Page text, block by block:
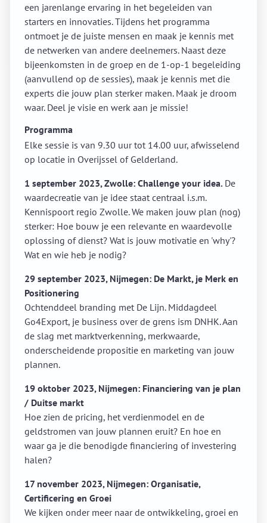
een jarenlange ervaring in het begeleiden van
starters en innovaties. Tijdens het programma
ontmoet je de juiste mensen en maak je kennis met
de netwerken van andere deelnemers. Naast deze
bijeenkomsten in de groep en de 1-op-1 begeleiding
(aanvullend op de sessies), maak je kennis met die
experts die jouw plan sterker maken. Maak je droom
waar. Deel je visie en werk aan je missie!
Programma
Elke sessie is van 9.30 uur tot 14.00 uur, afwisselend
op locatie in Overijssel of Gelderland.
1 september 2023,Zwolle: Challenge your idea. De
waardecreatie van je idee staat centraal i.s.m.
Kennispoort regio Zwolle. We maken jouw plan (nog)
sterker: Hoe bouw je een relevante en waardevolle
oplossing of dienst? Wat is jouw motivatie en 'why'?
Wat en wie heb je nodig?
29 september 2023, Nijmegen: De Markt, je Merk en
Positionering
Ochtenddeel branding met De Lijn. Middagdeel
Go4Export, je business over de grens ism DNHK. Aan
de slag met marktverkenning, merkwaarde,
onderscheidende propositie en marketing van jouw
plannen.
19 oktober 2023, Nijmegen: Financiering van je plan
/ Duitse markt
Hoe zien de pricing, het verdienmodel en de
geldstromen van jouw plannen eruit? En hoe en
waar ga je die benodigde financiering of investering
halen?
17 november 2023, Nijmegen: Organisatie,
Certificering en Groei
We kijken onder meer naar de ontwikkeling, groei en